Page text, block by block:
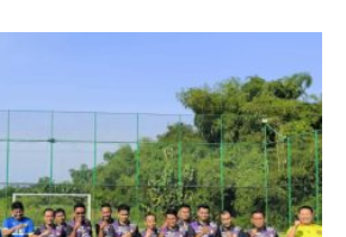
dengan Pemberatan,
Dihukum 4 Bulan Penjara
Penghargaan Internasional WSO,
Code Stroke Lewat Webinar